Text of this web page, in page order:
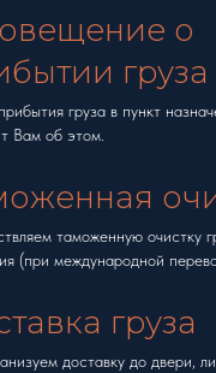
о
груза
груза в пункт
Вам об этом.
таможенную очистку
(при международной
груза
доставку до двери,